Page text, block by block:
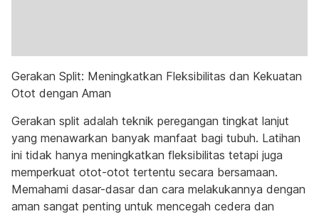
Gerakan Split: Meningkatkan Fleksibilitas dan Kekuatan
Otot dengan Aman
Gerakan split adalah teknik peregangan tingkat lanjut
yang menawarkan banyak manfaat bagi tubuh. Latihan
ini tidak hanya meningkatkan fleksibilitas tetapi juga
memperkuat otot-otot tertentu secara bersamaan.
Memahami dasar-dasar dan cara melakukannya dengan
aman sangat penting untuk mencegah cedera dan